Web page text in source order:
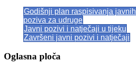
Godišnji plan raspisivanja
poziva za udruge
Javni pozivi i natječaji u tijeku
Završeni javni pozivi i natječaji
Oglasna ploča